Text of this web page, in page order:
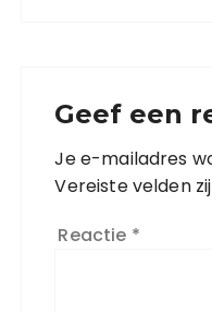
Geef een
Je e-mailadres
Vereiste velden
Reactie *